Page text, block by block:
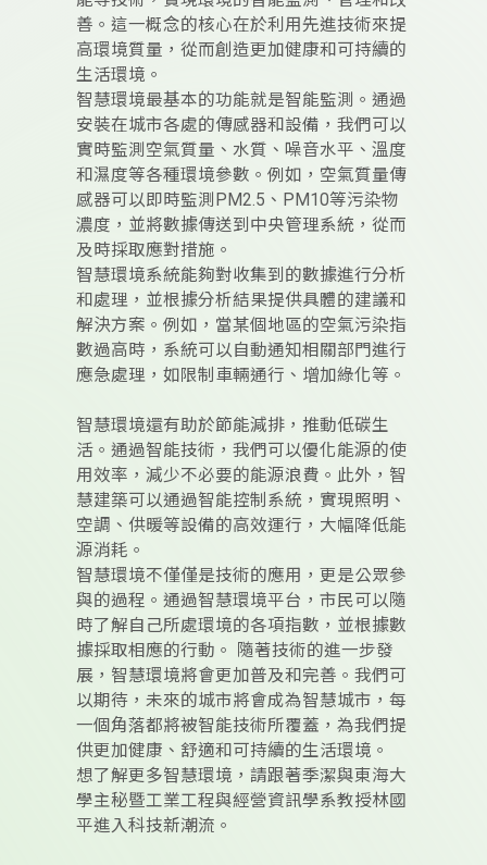
善。這一概念的核心在於利用先進技術來提
高環境質量，從而創造更加健康和可持續的
生活環境。
智慧環境最基本的功能就是智能監測。通過
安裝在城市各處的傳感器和設備，我們可以
實時監測空氣質量、水質、噪音水平、溫度
和濕度等各種環境參數。例如，空氣質量傳
感器可以即時監測PM2.5、PM10等污染物
濃度，並將數據傳送到中央管理系統，從而
及時採取應對措施。
智慧環境系統能夠對收集到的數據進行分析
和處理，並根據分析結果提供具體的建議和
解決方案。例如，當某個地區的空氣污染指
數過高時，系統可以自動通知相關部門進行
應急處理，如限制車輛通行、增加綠化等。
智慧環境還有助於節能減排，推動低碳生
活。通過智能技術，我們可以優化能源的使
用效率，減少不必要的能源浪費。此外，智
慧建築可以通過智能控制系統，實現照明、
空調、供暖等設備的高效運行，大幅降低能
源消耗。
智慧環境不僅僅是技術的應用，更是公眾參
與的過程。通過智慧環境平台，市民可以隨
時了解自己所處環境的各項指數，並根據數
據採取相應的行動。 隨著技術的進一步發
展，智慧環境將會更加普及和完善。我們可
以期待，未來的城市將會成為智慧城市，每
一個角落都將被智能技術所覆蓋，為我們提
供更加健康、舒適和可持續的生活環境。
想了解更多智慧環境，請跟著季潔與東海大
學主秘暨工業工程與經營資訊學系教授林國
平進入科技新潮流。